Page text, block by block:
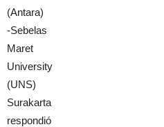
(Antara)
-Sebelas
Maret
University
(UNS)
Surakarta
respondió